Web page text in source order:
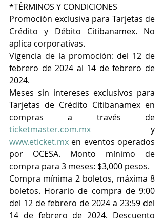
*TÉRMINOS Y CONDICIONES
Promoción exclusiva para Tarjetas de
Crédito y Débito Citibanamex. No
aplica corporativas.
Vigencia de la promoción: del 12 de
febrero de 2024 al 14 de febrero de
2024.
Meses sin intereses exclusivos para
Tarjetas de Crédito Citibanamex en
ticketmaster.com.mx
www.eticket.mx en eventos operados
por OCESA. Monto mínimo de
compra para 3 meses: $3,000 pesos.
Compra mínima 2 boletos, máxima 8
boletos. Horario de compra de 9:00
del 12 de febrero de 2024 a 23:59 del
14 de febrero de 2024. Descuento